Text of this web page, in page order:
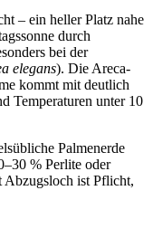
– ein heller Platz nahe
durch
bei der
elegans). Die Areca-
kommt mit deutlich
Temperaturen unter 10
Palmenerde
% Perlite oder
ist Pflicht,